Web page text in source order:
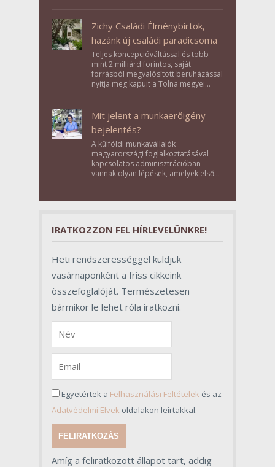
Zichy Családi Élménybirtok,
hazánk új családi paradicsoma
Teljes koncepcióváltással és több
mint 2 milliárd forintos, saját
forrásból megvalósított beruházással
nyitja meg kapuit a Tolna megyei
Mit jelent a munkaerőigény
bejelentés?
A külföldi munkavállalók
magyarországi foglalkoztatásával
kapcsolatos adminisztrációban
vannak olyan lépések, amelyek első
szerepet töltenek be az egész
IRATKOZZON FEL HÍRLEVELÜNKRE!
Heti rendszerességgel küldjük
vasárnaponként a friss cikkeink
összefoglalóját. Természetesen
bármikor le lehet róla iratkozni.
Egyetértek a Felhasználási Feltételek és az
Adatvédelmi Elvek oldalakon leírtakkal.
FELIRATKOZÁS
Amíg a feliratkozott állapot tart, addig